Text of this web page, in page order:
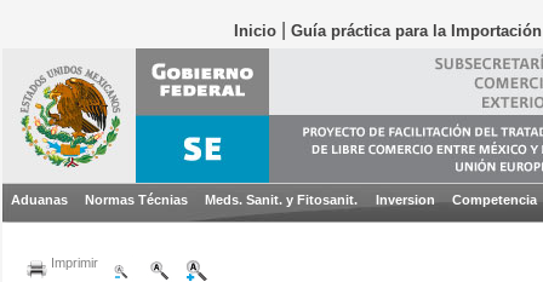
Inicio Guía práctica para la
Aduanas Normas Técnias Meds. Sanit. y Fitosanit. Inversion Competencia
Imprimir